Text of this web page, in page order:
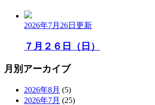
2026年7月26日 更新
７月２６日（日）
月別アーカイブ
2026年8月 (5)
2026年7月 (25)